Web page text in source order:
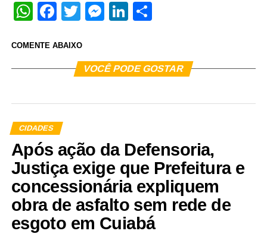
WhatsApp
Facebook
TwitterMessenger
LinkedIn
COMENTE ABAIXO
VOCÊ PODE GOSTAR
CIDADES
Após ação da Defensoria,
Justiça exige que Prefeitura e
concessionária expliquem
obra de asfalto sem rede de
esgoto em Cuiabá